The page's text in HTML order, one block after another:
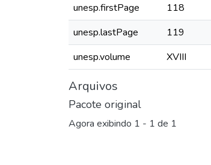
unesp.firstPage
118
unesp.lastPage
119
unesp.volume
XVIII
Arquivos
Pacote original
Agora exibindo 1 - 1 de 1